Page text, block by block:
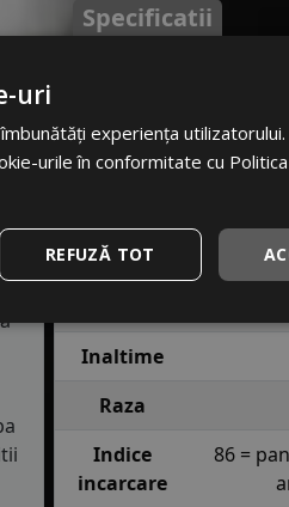
Specificatii
EAN
Profil
X-
Inaltime
Raza
Indice
incarcare
86 =
uri
experiența
urile în conformitate cu
REFUZĂ TOT